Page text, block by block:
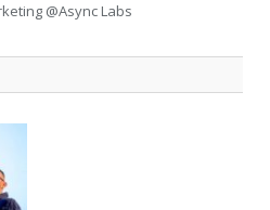
@Async Labs